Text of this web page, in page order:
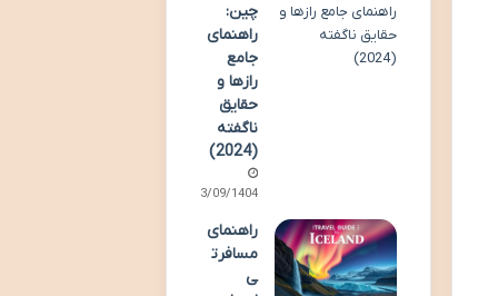
چین:
راهنمای
جامع
رازها و
حقایق
ناگفته
(2024)
13/09/1404
راهنمای
مسافرت
ی